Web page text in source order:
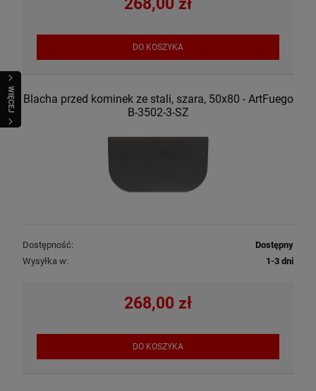
WIĘCEJ
DO KOSZYKA
Blacha przed kominek ze stali, szara, 50x80 - ArtFuego
B-3502-3-SZ
Dostępność:
Dostępny
Wysyłka w:
1-3 dni
268,00 zł
DO KOSZYKA